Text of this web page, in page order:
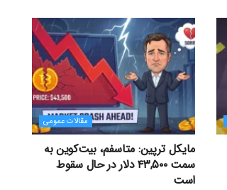
مقالات عمومی
مایکل ترپین: متاسفم، بیت‌کوین به
سمت ۴۳,۵۰۰ دلار در حال سقوط
است